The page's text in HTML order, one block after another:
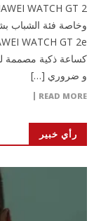
وخاصة فئة الشباب
كساعة ذكية مصممة
و ضروري […]
READ MORE
رأي خبير